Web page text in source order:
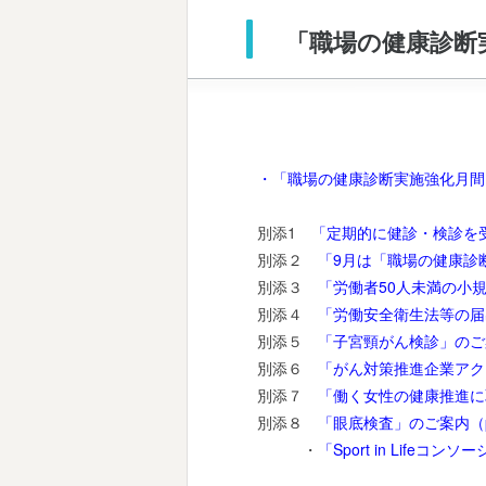
「職場の健康診
・「職場の健康診断実施強化月
別添1
「定期的に健診・検診
別添２
「9月は「職場の健康
別添３
「労働者50人未満の小
別添４
「労働安全衛生法等の
別添５
「子宮頸がん検診」の
別添６
「がん対策推進企業ア
別添７
「働く女性の健康推進
別添８
「眼底検査」のご案内
・
「Sport in Lifeコンソー